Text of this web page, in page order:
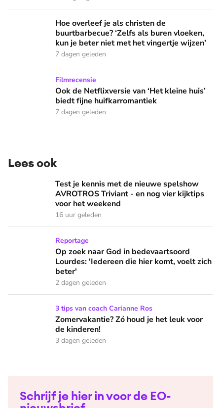
Hoe overleef je als christen de buurtbarbecue? ‘Zelfs als
Hoe overleef je als christen de
buurtbarbecue? ‘Zelfs als buren vloeken,
kun je beter niet met het vingertje wijzen’
7 dagen geleden
Ook de Netflixversie van ‘Het kleine huis’ biedt fijne
Filmrecensie
Ook de Netflixversie van ‘Het kleine huis’
biedt fijne huifkarromantiek
7 dagen geleden
Lees ook
Test je kennis met de nieuwe spelshow AVROTROS
Test je kennis met de nieuwe spelshow
AVROTROS Triviant - en nog vier kijktips
voor het weekend
16 uur geleden
Op zoek naar God in bedevaartsoord Lourdes: 'Iedereen
Reportage
Op zoek naar God in bedevaartsoord
Lourdes: 'Iedereen die hier komt, voelt zich
beter'
2 dagen geleden
Zomervakantie? Zó houd je het leuk voor de kinderen!
3 tips van coach Carianne Ros
Zomervakantie? Zó houd je het leuk voor
de kinderen!
3 dagen geleden
Schrijf je hier in voor de EO-